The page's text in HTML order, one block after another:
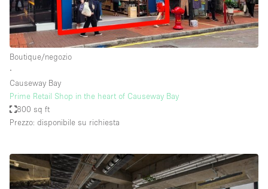
Boutique/negozio
∙
Causeway Bay
Prime Retail Shop in the heart of Causeway Bay
800 sq ft
Prezzo: disponibile su richiesta